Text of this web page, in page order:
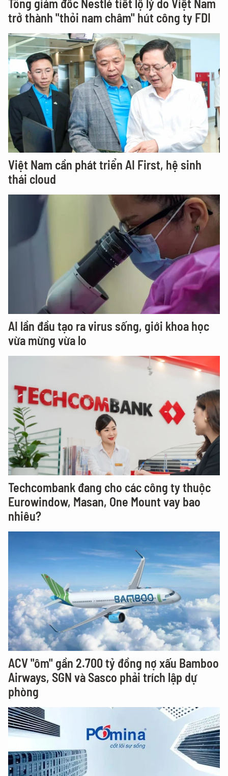
Tổng giám đốc Nestlé tiết lộ lý do Việt Nam
trở thành "thỏi nam châm" hút công ty FDI
Việt Nam cần phát triển AI First, hệ sinh
thái cloud
AI lần đầu tạo ra virus sống, giới khoa học
vừa mừng vừa lo
Techcombank đang cho các công ty thuộc
Eurowindow, Masan, One Mount vay bao
nhiêu?
ACV "ôm" gần 2.700 tỷ đồng nợ xấu Bamboo
Airways, SGN và Sasco phải trích lập dự
phòng